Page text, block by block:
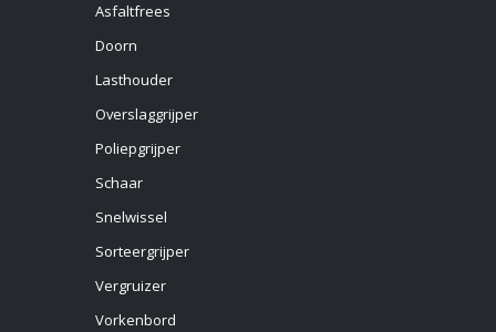
Asfaltfrees
Doorn
Lasthouder
Overslaggrijper
Poliepgrijper
Schaar
Snelwissel
Sorteergrijper
Vergruizer
Vorkenbord